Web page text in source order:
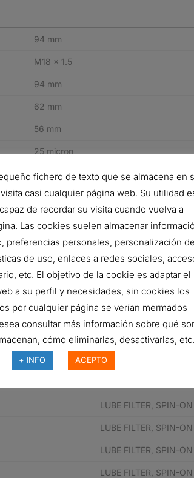
94 mm
M18 x 1.5
94 mm
62 mm
56 mm
25 micron
JIS D 1611
Cellulose
Bypass
Spin-On
MITSUBISHI ME014838
Descripción
LUBE FILTER, SPIN-
LUBE FILTER, SPIN-
LUBE FILTER, SPIN-
LUBE FILTER, SPIN-
LUBE FILTER, SPIN-
fichero de texto que se almacena en
casi cualquier página web. Su utilidad
de recordar su visita cuando vuelva a
Las cookies suelen almacenar
preferencias personales, personalización
de uso, enlaces a redes sociales,
etc. El objetivo de la cookie es adaptar el
a su perfil y necesidades, sin cookies los
por cualquier página se verían mermados
consultar más información sobre qué
cómo eliminarlas, desactivarlas,
+ INFO ACEPTO